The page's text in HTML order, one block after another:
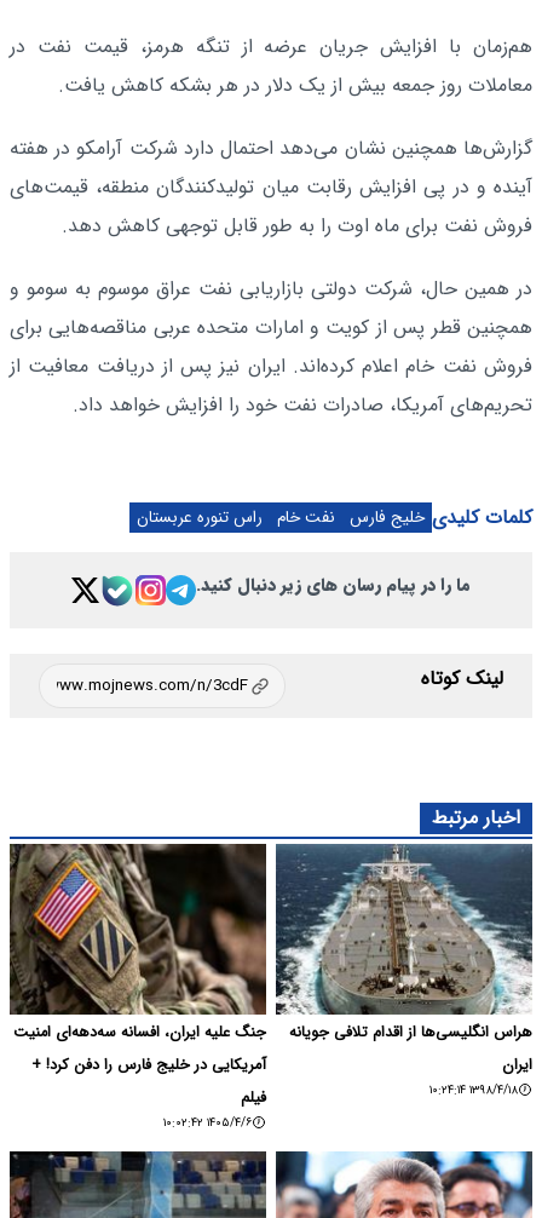
هم‌زمان با افزایش جریان عرضه از تنگه هرمز، قیمت نفت در
معاملات روز جمعه بیش از یک دلار در هر بشکه کاهش یافت.
گزارش‌ها همچنین نشان می‌دهد احتمال دارد شرکت آرامکو در هفته
آینده و در پی افزایش رقابت میان تولیدکنندگان منطقه، قیمت‌های
فروش نفت برای ماه اوت را به طور قابل توجهی کاهش دهد.
در همین حال، شرکت دولتی بازاریابی نفت عراق موسوم به سومو و
همچنین قطر پس از کویت و امارات متحده عربی مناقصه‌هایی برای
فروش نفت خام اعلام کرده‌اند. ایران نیز پس از دریافت معافیت از
تحریم‌های آمریکا، صادرات نفت خود را افزایش خواهد داد.
کلمات کلیدی خلیج فارس نفت خام راس تنوره عربستان
ما را در پیام رسان های زیر دنبال کنید.
لینک کوتاه
اخبار مرتبط
هراس انگلیسی‌ها از اقدام تلافی جویانه
ایران
۱۳۹۸/۴/۱۸ ۱۰:۲۴:۱۴
جنگ علیه ایران، افسانه سه‌دهه‌ای امنیت
آمریکایی در خلیج فارس را دفن کرد! +
فیلم
۱۴۰۵/۴/۶ ۱۰:۰۲:۴۲